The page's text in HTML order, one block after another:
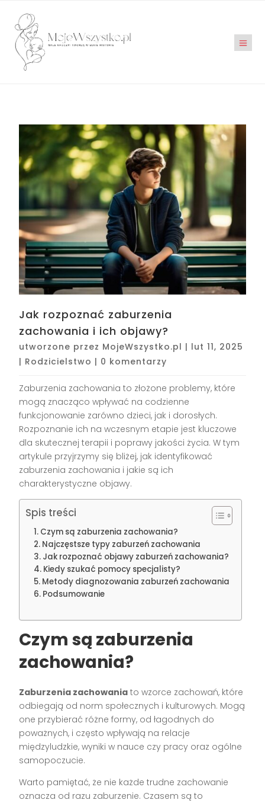
Jak rozpoznać zaburzenia
zachowania i ich objawy?
utworzone przez MojeWszystko.pl | lut 11, 2025
| Rodzicielstwo | 0 komentarzy
Zaburzenia zachowania to złożone problemy, które
mogą znacząco wpływać na codzienne
funkcjonowanie zarówno dzieci, jak i dorosłych.
Rozpoznanie ich na wczesnym etapie jest kluczowe
dla skutecznej terapii i poprawy jakości życia. W tym
artykule przyjrzymy się bliżej, jak identyfikować
zaburzenia zachowania i jakie są ich
charakterystyczne objawy.
Spis treści
Czym są zaburzenia zachowania?
Najczęstsze typy zaburzeń zachowania
Jak rozpoznać objawy zaburzeń zachowania?
Kiedy szukać pomocy specjalisty?
Metody diagnozowania zaburzeń zachowania
Podsumowanie
Czym są zaburzenia
zachowania?
Zaburzenia zachowania to wzorce zachowań, które
odbiegają od norm społecznych i kulturowych. Mogą
one przybierać różne formy, od łagodnych do
poważnych, i często wpływają na relacje
międzyludzkie, wyniki w nauce czy pracy oraz ogólne
samopoczucie.
Warto pamiętać, że nie każde trudne zachowanie
oznacza od razu zaburzenie. Czasem są to